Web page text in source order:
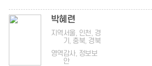
박혜련
지역서울, 인천, 경
기, 충북, 경북
영역감사, 정보보
안